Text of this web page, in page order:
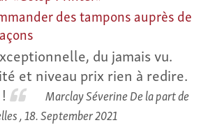
des tampons auprès de
du jamais vu.
et niveau prix rien à redire.
Marclay Séverine De la part de
,18. September 2021